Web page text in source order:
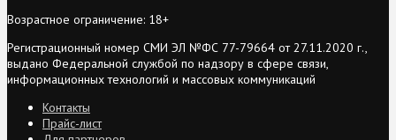
Возрастное ограничение: 18+
Регистрационный номер СМИ ЭЛ №ФС 77-79664 от 27.11.2020 г.,
выдано Федеральной службой по надзору в сфере связи,
информационных технологий и массовых коммуникаций
Контакты
Прайс-лист